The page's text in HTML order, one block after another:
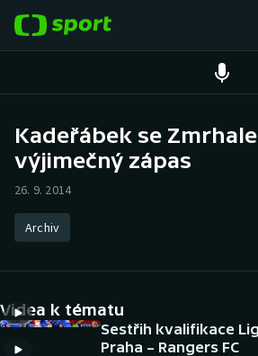
Hokej
Atletika
DALŠÍ SPORTY
Kadeřábek se
výjimečný zápas
26. 9. 2014
Archiv
Videa k tématu
Sestřih kvalifikace
Praha – Rangers FC